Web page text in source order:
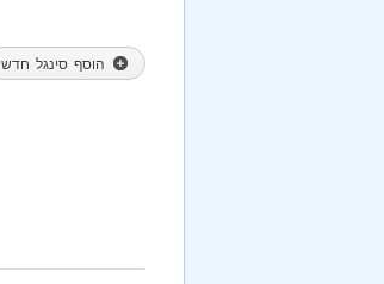
הוסף סינגל חדש